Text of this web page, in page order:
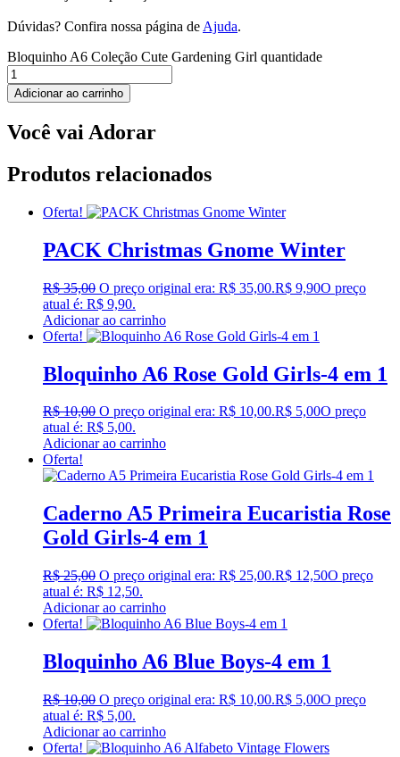
Dúvidas? Confira nossa página de Ajuda.
Bloquinho A6 Coleção Cute Gardening Girl quantidade
Adicionar ao carrinho
Você vai Adorar
Produtos relacionados
Oferta!
PACK Christmas Gnome Winter
R$35,00 O preço original era: R$ 35,00.R$ 9,90O preço
atual é: R$ 9,90.
Adicionar ao carrinho
Oferta!
Bloquinho A6 Rose Gold Girls-4 em 1
R$10,00 O preço original era: R$ 10,00.R$ 5,00O preço
atual é: R$ 5,00.
Adicionar ao carrinho
Oferta!
Caderno A5 Primeira Eucaristia Rose
Gold Girls-4 em 1
R$25,00 O preço original era: R$ 25,00.R$ 12,50O preço
atual é: R$ 12,50.
Adicionar ao carrinho
Oferta!
Bloquinho A6 Blue Boys-4 em 1
R$10,00 O preço original era: R$ 10,00.R$ 5,00O preço
atual é: R$ 5,00.
Adicionar ao carrinho
Oferta!